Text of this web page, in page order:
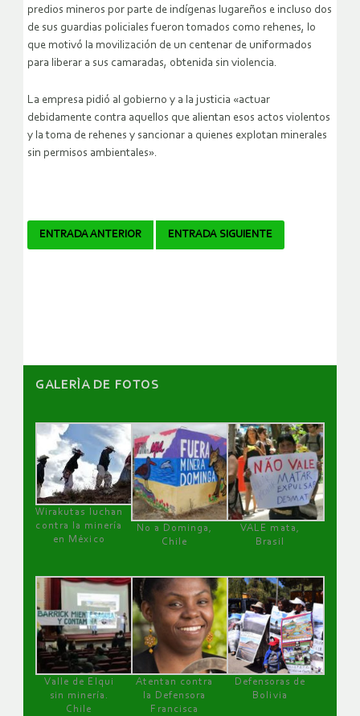
predios mineros por parte de indígenas lugareños e incluso dos
de sus guardias policiales fueron tomados como rehenes, lo
que motivó la movilización de un centenar de uniformados
para liberar a sus camaradas, obtenida sin violencia.
La empresa pidió al gobierno y a la justicia «actuar
debidamente contra aquellos que alientan esos actos violentos
y la toma de rehenes y sancionar a quienes explotan minerales
sin permisos ambientales».
Navegador
ENTRADA ANTERIOR ENTRADA SIGUIENTE
GALERÌA DE FOTOS
Wirakutas luchan
contra la minería
en México
No a Dominga,
Chile
VALE mata,
Brasil
Valle de Elqui
sin minería.
Chile
Atentan contra
la Defensora
Francisca
Defensoras de
Bolivia